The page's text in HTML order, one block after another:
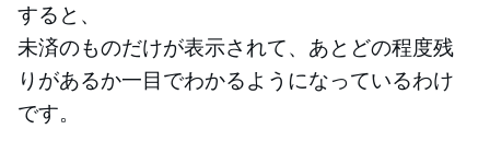
すると、
未済のものだけが表示されて、あとどの程度残
りがあるか一目でわかるようになっているわけ
です。